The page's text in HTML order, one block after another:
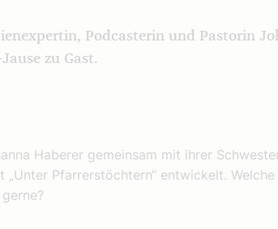
Podcasterin und Pastorin
zu Gast.
Haberer gemeinsam mit ihrer
Pfarrerstöchtern“ entwickelt.